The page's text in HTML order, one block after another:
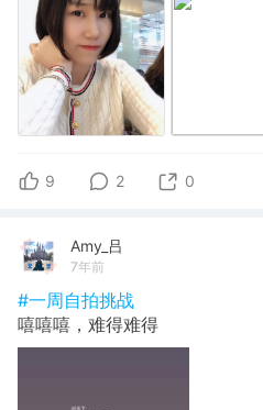
9 2 0
Amy_吕
7年前
#一周自拍挑战
嘻嘻嘻，难得难得